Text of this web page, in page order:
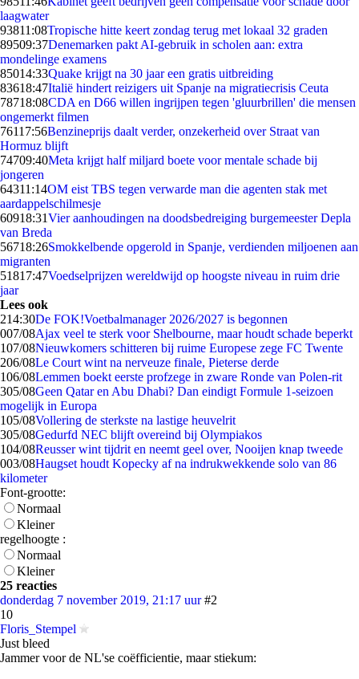
laagwater
93811:08Tropische hitte keert zondag terug met lokaal 32 graden
89509:37Denemarken pakt AI-gebruik in scholen aan: extra
mondelinge examens
85014:33Quake krijgt na 30 jaar een gratis uitbreiding
83618:47Italië hindert reizigers uit Spanje na migratiecrisis Ceuta
78718:08CDA en D66 willen ingrijpen tegen 'gluurbrillen' die mensen
ongemerkt filmen
76117:56Benzineprijs daalt verder, onzekerheid over Straat van
Hormuz blijft
74709:40Meta krijgt half miljard boete voor mentale schade bij
jongeren
64311:14OM eist TBS tegen verwarde man die agenten stak met
aardappelschilmesje
60918:31Vier aanhoudingen na doodsbedreiging burgemeester Depla
van Breda
56718:26Smokkelbende opgerold in Spanje, verdienden miljoenen aan
migranten
51817:47Voedselprijzen wereldwijd op hoogste niveau in ruim drie
jaar
Lees ook
214:30De FOK!Voetbalmanager 2026/2027 is begonnen
007/08Ajax veel te sterk voor Shelbourne, maar houdt schade beperkt
107/08Nieuwkomers schitteren bij ruime Europese zege FC Twente
206/08Le Court wint na nerveuze finale, Pieterse derde
106/08Lemmen boekt eerste profzege in zware Ronde van Polen-rit
305/08Geen Qatar en Abu Dhabi? Dan eindigt Formule 1-seizoen
mogelijk in Europa
105/08Vollering de sterkste na lastige heuvelrit
305/08Gedurfd NEC blijft overeind bij Olympiakos
104/08Reusser wint tijdrit en neemt geel over, Nooijen knap tweede
003/08Haugset houdt Kopecky af na indrukwekkende solo van 86
kilometer
Font-grootte:
Normaal
Kleiner
regelhoogte :
Normaal
Kleiner
25 reacties
donderdag 7 november 2019, 21:17 uur #2
10
Floris_Stempel
Just bleed
Jammer voor de NL'se coëfficientie, maar stiekum: